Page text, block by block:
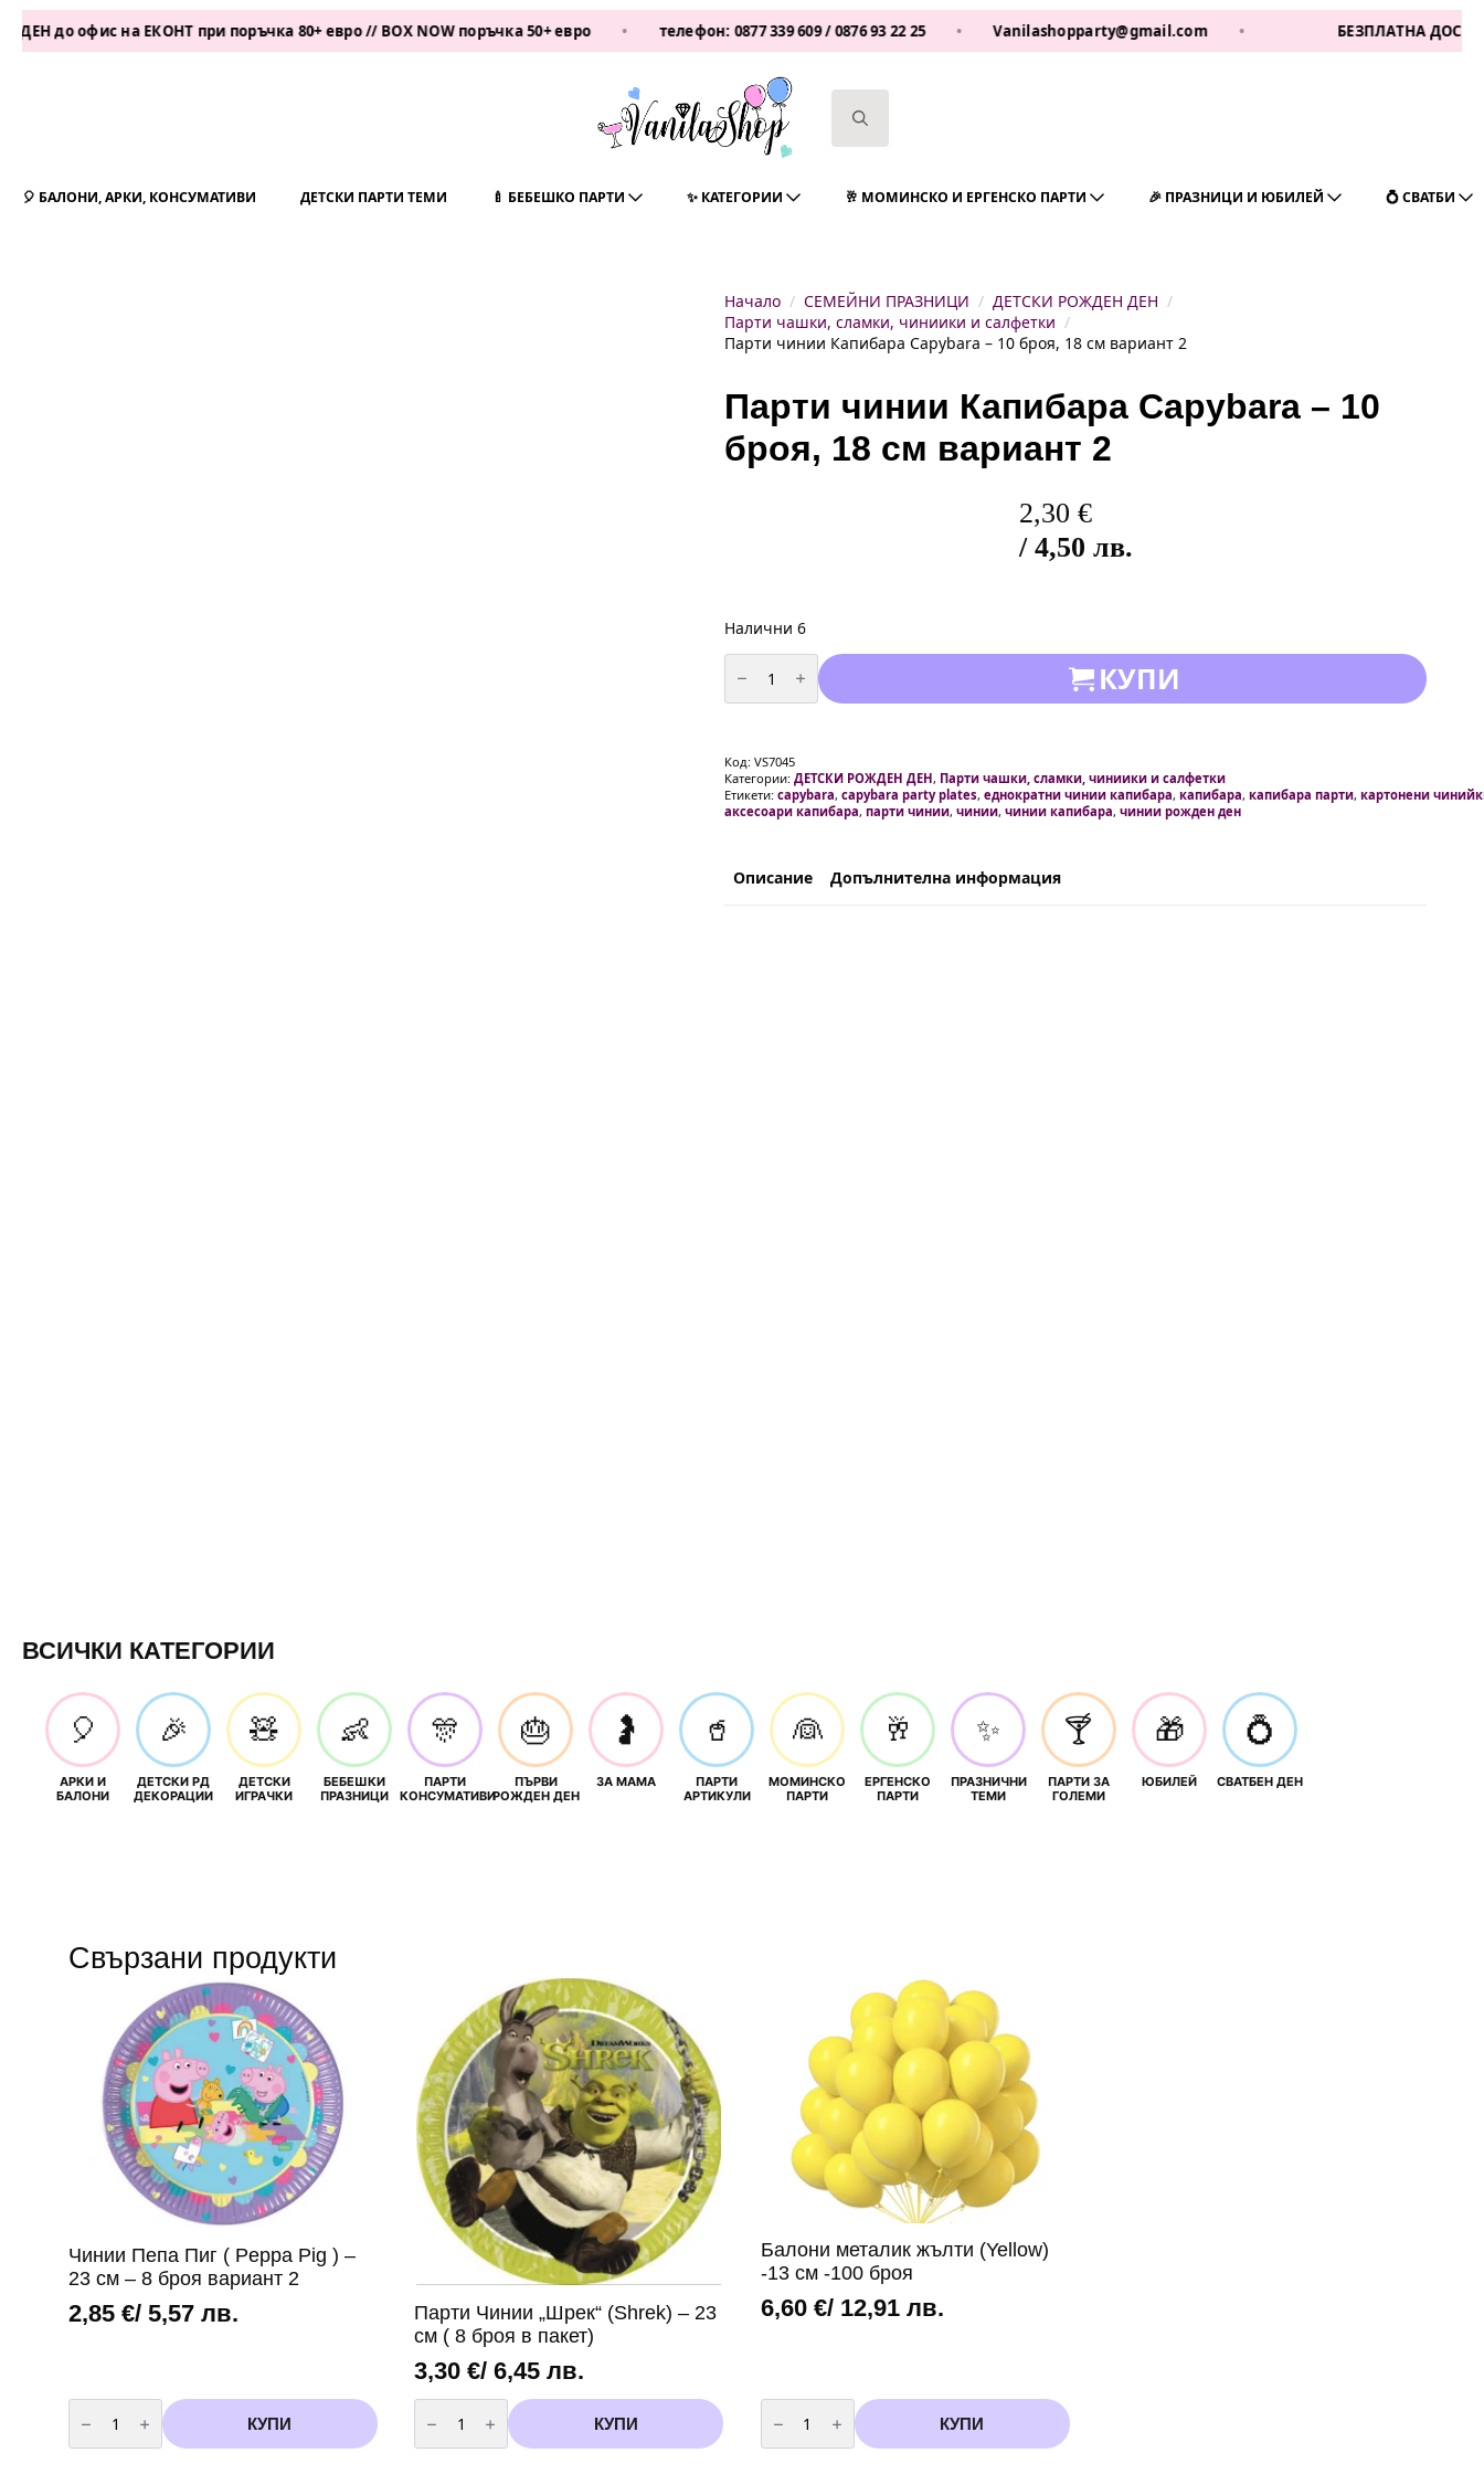
на ЕКОНТ при поръчка 80+ евро // BOX NOW поръчка 50+ евро • телефон:0877 339 609/0876 93 22 25 • Vanilashopparty@gmail.com • БЕЗПЛАТНА ДОСТАВКА ЗА
🎈 БАЛОНИ, АРКИ, КОНСУМАТИВИ ДЕТСКИ ПАРТИ ТЕМИ 🍼 БЕБЕШКО ПАРТИ ✨ КАТЕГОРИИ 🥂 МОМИНСКО И ЕРГЕНСКО ПАРТИ 🎉 ПРАЗНИЦИ И ЮБИЛЕЙ 💍 СВАТБИ
Начало СЕМЕЙНИ ПРАЗНИЦИ
ДЕТСКИ РОЖДЕН ДЕН
Парти чашки, сламки, чиниики и салфетки
Парти чинии Капибара Capybara – 10 броя, 18 см вариант 2
Парти чинии Капибара Capybara – 10
броя, 18 см вариант 2
2,30 €
/ 4,50 лв.
Налични 6
количество
за
Парти
чинии
–
10
броя,
18
см
КУПИ
Код: VS7045
Категории: ДЕТСКИ РОЖДЕН ДЕН, Парти чашки, сламки, чиниики и салфетки
Етикети: capybara, capybara party plates, еднократни чинии капибара, капибара, капибара парти, картонени
аксесоари капибара, парти чинии, чинии, чинии капибара, чинии рожден ден
Описание Допълнителна информация
ВСИЧКИ КАТЕГОРИИ
🎈
АРКИ И
БАЛОНИ
🎉
ДЕТСКИ РД
ДЕКОРАЦИИ
🧸
ДЕТСКИ
ИГРАЧКИ
👶
БЕБЕШКИ
ПРАЗНИЦИ
🎊
ПАРТИ
КОНСУМАТИВИ
🎂
ПЪРВИ
РОЖДЕН ДЕН
🤰
ЗА МАМА
🥤
ПАРТИ
АРТИКУЛИ
👰
МОМИНСКО
ПАРТИ
🥂
ЕРГЕНСКО
ПАРТИ
✨
ПРАЗНИЧНИ
ТЕМИ
🍸
ПАРТИ ЗА
ГОЛЕМИ
🎁
ЮБИЛЕЙ
💍
СВАТБЕН ДЕН
Свързани продукти
Чинии Пепа Пиг ( Peppa Pig ) –
23 см – 8 броя вариант 2
2,85 €/ 5,57 лв.
количество
за
Чинии
Пепа
КУПИ
Парти Чинии „Шрек“ (Shrek) – 23
см ( 8 броя в пакет)
3,30€/ 6,45 лв.
количество
за
Парти
Чинии
КУПИ
Балони металик жълти (Yellow)
-13 см -100 броя
6,60 €/ 12,91 лв.
количество
за
Балони
металик
КУПИ